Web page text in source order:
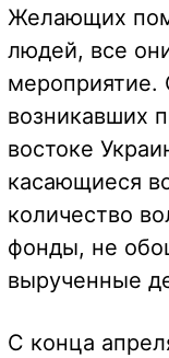
Желающих
людей, все
мероприятие.
возникавших
востоке
касающиеся
количество
фонды, не
вырученные
С конца